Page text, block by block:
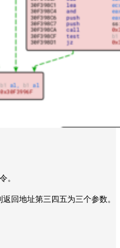
。
回地址第三四五为三个参数。